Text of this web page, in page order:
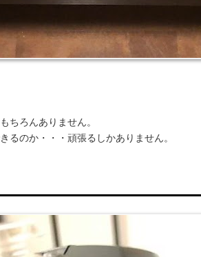
ちろんありません。
るのか・・・頑張るしかありません。